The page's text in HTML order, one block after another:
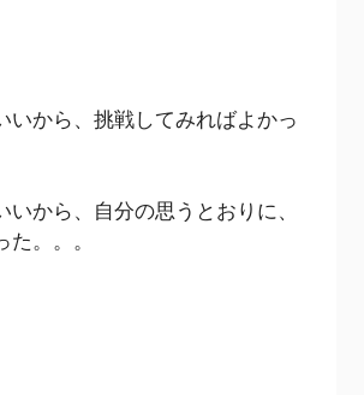
いから、挑戦してみればよかっ
いから、自分の思うとおりに、
。。。